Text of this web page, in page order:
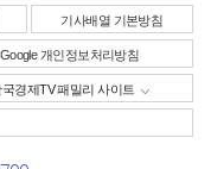
기사배열 기본방침
Google 개인정보처리방침
국경제TV 패밀리 사이트